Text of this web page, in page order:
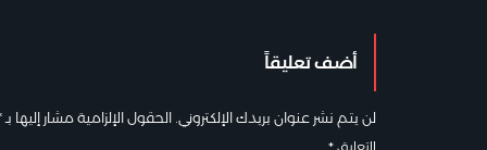
أضف تعليقاً
لن يتم نشر عنوان بريدك الإلكتروني. الحقول الإلزامية مشار إليها بـ